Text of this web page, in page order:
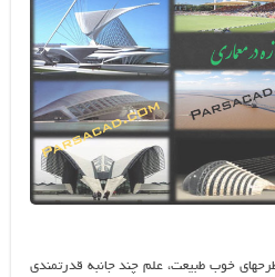
خوب طبيعت، علم چند جانبه قدرتمندي